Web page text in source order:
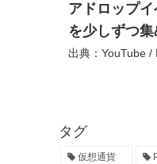
アドロップ
を少しずつ
出典：YouTube /
タグ
仮想通貨